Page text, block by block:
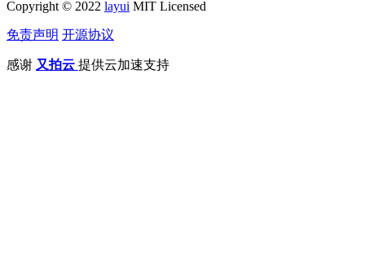
Copyright © 2022 layui MIT Licensed
免责声明 开源协议
感谢 又拍云 提供云加速支持